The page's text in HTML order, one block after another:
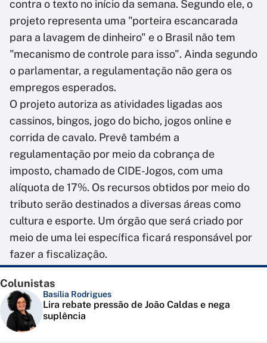
contra o texto no início da semana. Segundo ele, o
projeto representa uma "porteira escancarada
para a lavagem de dinheiro" e o Brasil não tem
"mecanismo de controle para isso". Ainda segundo
o parlamentar, a regulamentação não gera os
empregos esperados.
O projeto autoriza as atividades ligadas aos
cassinos, bingos, jogo do bicho, jogos online e
corrida de cavalo. Prevê também a
regulamentação por meio da cobrança de
imposto, chamado de CIDE-Jogos, com uma
alíquota de 17%. Os recursos obtidos por meio do
tributo serão destinados a diversas áreas como
cultura e esporte. Um órgão que será criado por
meio de uma lei específica ficará responsável por
fazer a fiscalização.
Colunistas
Basília Rodrigues
Lira rebate pressão de João Caldas e nega
suplência